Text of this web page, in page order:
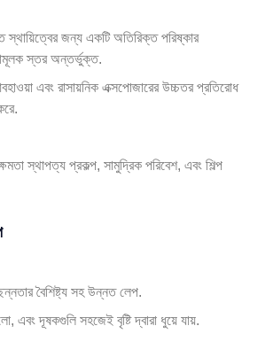
স্থায়িত্বের জন্য একটি অতিরিক্ত পরিষ্কার
স্তর অন্তর্ভুক্ত.
এবং রাসায়নিক এক্সপোজারের উচ্চতর প্রতিরোধ
স্থাপত্য প্রকল্প, সামুদ্রিক পরিবেশ, এবং শিল্প
বৈশিষ্ট্য সহ উন্নত লেপ.
এবং দূষকগুলি সহজেই বৃষ্টি দ্বারা ধুয়ে যায়.